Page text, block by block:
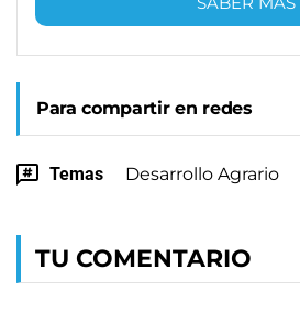
Para compartir en redes
Temas Desarrollo Agrario
TU COMENTARIO